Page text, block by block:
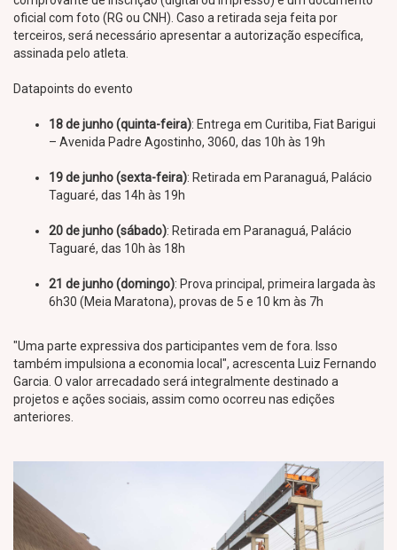
oficial com foto (RG ou CNH). Caso a retirada seja feita por
terceiros, será necessário apresentar a autorização específica,
assinada pelo atleta.
Datapoints do evento
18 de junho (quinta-feira): Entrega em Curitiba, Fiat Barigui
– Avenida Padre Agostinho, 3060, das 10h às 19h
19 de junho (sexta-feira): Retirada em Paranaguá, Palácio
Taguaré, das 14h às 19h
20 de junho (sábado): Retirada em Paranaguá, Palácio
Taguaré, das 10h às 18h
21 de junho (domingo): Prova principal, primeira largada às
6h30 (Meia Maratona), provas de 5 e 10 km às 7h
"Uma parte expressiva dos participantes vem de fora. Isso
também impulsiona a economia local", acrescenta Luiz Fernando
Garcia. O valor arrecadado será integralmente destinado a
projetos e ações sociais, assim como ocorreu nas edições
anteriores.